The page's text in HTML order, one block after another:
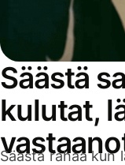
Säästä
kulutat,
Säästä rahaa kun